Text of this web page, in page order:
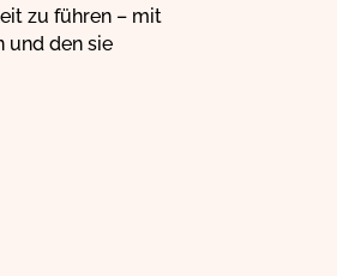
zu führen – mit
und den sie